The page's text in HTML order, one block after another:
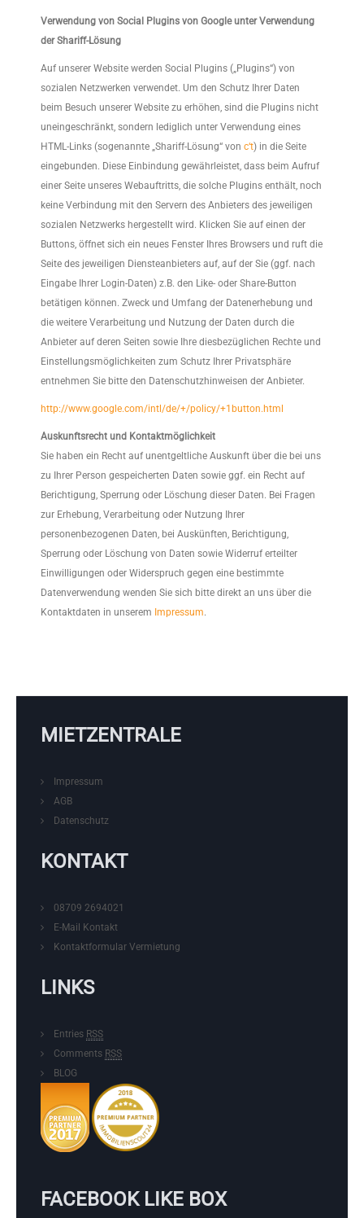
Verwendung von Social Plugins von Google unter Verwendung
der Shariff-Lösung
Auf unserer Website werden Social Plugins („Plugins“) von
sozialen Netzwerken verwendet. Um den Schutz Ihrer Daten
beim Besuch unserer Website zu erhöhen, sind die Plugins nicht
uneingeschränkt, sondern lediglich unter Verwendung eines
HTML-Links (sogenannte „Shariff-Lösung“ von c‘t) in die Seite
eingebunden. Diese Einbindung gewährleistet, dass beim Aufruf
einer Seite unseres Webauftritts, die solche Plugins enthält, noch
keine Verbindung mit den Servern des Anbieters des jeweiligen
sozialen Netzwerks hergestellt wird. Klicken Sie auf einen der
Buttons, öffnet sich ein neues Fenster Ihres Browsers und ruft die
Seite des jeweiligen Diensteanbieters auf, auf der Sie (ggf. nach
Eingabe Ihrer Login-Daten) z.B. den Like- oder Share-Button
betätigen können. Zweck und Umfang der Datenerhebung und
die weitere Verarbeitung und Nutzung der Daten durch die
Anbieter auf deren Seiten sowie Ihre diesbezüglichen Rechte und
Einstellungsmöglichkeiten zum Schutz Ihrer Privatsphäre
entnehmen Sie bitte den Datenschutzhinweisen der Anbieter.
http://www.google.com/intl/de/+/policy/+1button.html
Auskunftsrecht und Kontaktmöglichkeit
Sie haben ein Recht auf unentgeltliche Auskunft über die bei uns
zu Ihrer Person gespeicherten Daten sowie ggf. ein Recht auf
Berichtigung, Sperrung oder Löschung dieser Daten. Bei Fragen
zur Erhebung, Verarbeitung oder Nutzung Ihrer
personenbezogenen Daten, bei Auskünften, Berichtigung,
Sperrung oder Löschung von Daten sowie Widerruf erteilter
Einwilligungen oder Widerspruch gegen eine bestimmte
Datenverwendung wenden Sie sich bitte direkt an uns über die
Kontaktdaten in unserem Impressum.
MIETZENTRALE
Impressum
AGB
Datenschutz
KONTAKT
08709 2694021
E-Mail Kontakt
Kontaktformular Vermietung
LINKS
Entries RSS
Comments RSS
BLOG
FACEBOOK LIKE BOX